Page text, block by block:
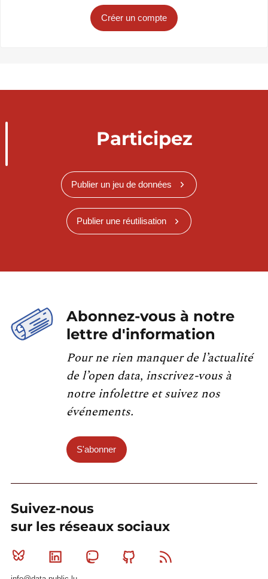
Créer un compte
Participez
Publier un jeu de données
Publier une réutilisation
Abonnez-vous à notre
lettre d'information
Pour ne rien manquer de l’actualité
de l’open data, inscrivez-vous à
notre infolettre et suivez nos
événements.
S'abonner
Suivez-nous
sur les réseaux sociaux
Bluesky Linkedin MastodonGithub